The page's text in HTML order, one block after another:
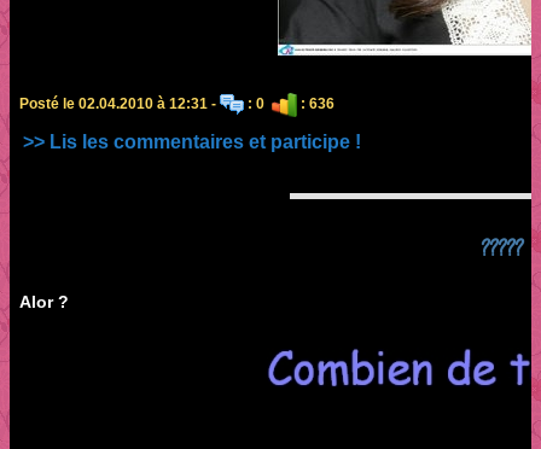
Posté le 02.04.2010 à 12:31 - : 0 : 636
>> Lis les commentaires et participe !
?????
Alor ?